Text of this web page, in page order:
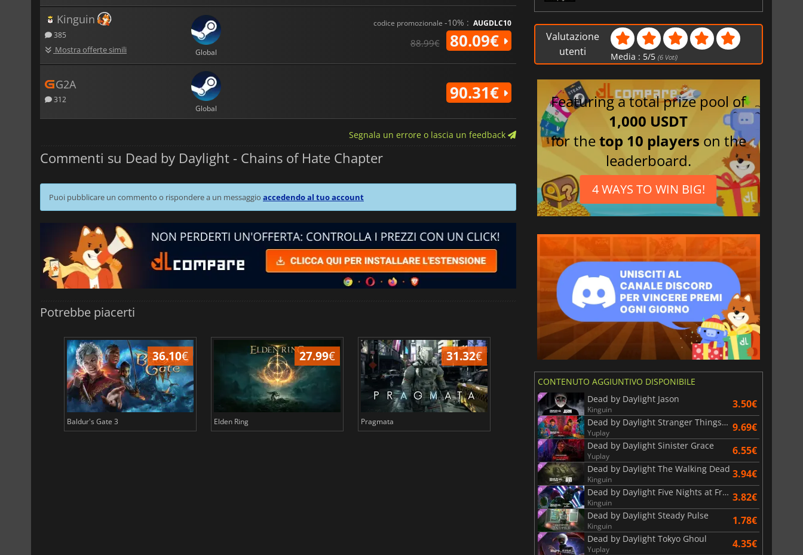
Kinguin
385
Mostra offerte simili Global
codice promozionale -10% : AUGDLC10
88.99€ 80.09€
G2A
312
Global
90.31€
Segnala un errore o lascia un feedback
Commenti su Dead by Daylight - Chains of Hate Chapter
Puoi pubblicare un commento o rispondere a un messaggio accedendo al tuo account
Potrebbe piacerti
36.10€
Baldur's Gate 3
27.99€
Elden Ring
31.32€
Pragmata
6.75€
Total War WARHAMMER 3
15.48
Lies Of P
Valutazione
utenti
Media : 5/5 (6 Voti)
Featuring a total prize pool of
1,000 USDT
for thetop 10 players on the
leaderboard.
4 WAYS TO WIN BIG!
CONTENUTO AGGIUNTIVO DISPONIBILE
Dead by Daylight Jason
Kinguin 3.50€
Dead by Daylight Stranger Things Chapter 2
Yuplay 9.69€
Dead by Daylight Sinister Grace
Yuplay 6.55€
Dead by Daylight The Walking Dead
Kinguin 3.94€
Dead by Daylight Five Nights at Freddy’s
Kinguin 3.82€
Dead by Daylight Steady Pulse
Kinguin 1.78€
Dead by Daylight Tokyo Ghoul
Yuplay 4.35€